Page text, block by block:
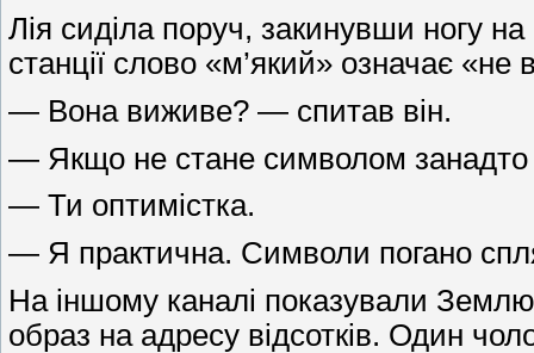
Лія сиділа поруч, закинувши ногу
станції слово «м’який» означає
— Вона виживе? — спитав він.
— Якщо не стане символом
— Ти оптимістка.
— Я практична. Символи погано
На іншому каналі показували
образ на адресу відсотків. Один